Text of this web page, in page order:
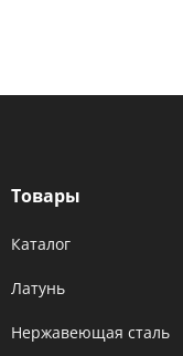
Товары
Каталог
Латунь
Нержавеющая сталь